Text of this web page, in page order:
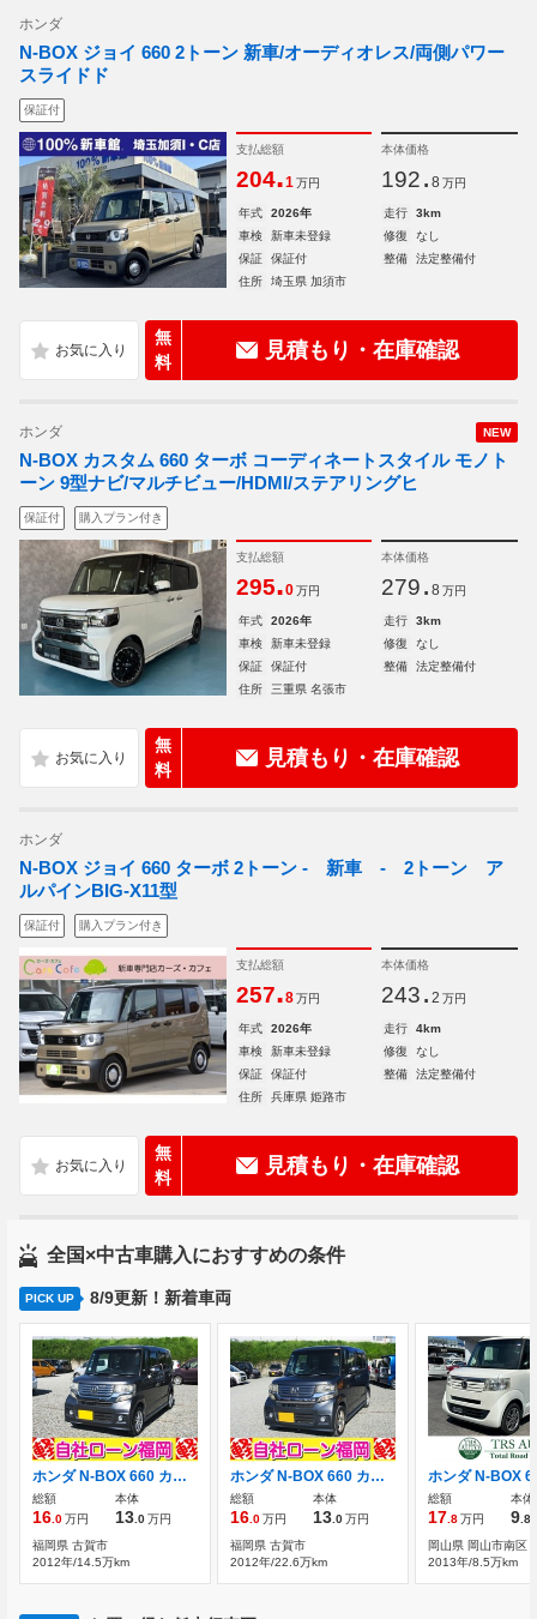
ホンダ
N-BOX ジョイ 660 2トーン 新車/オーディオレス/両側パワー
スライドド
保証付
支払総額
204.1 万円
本体価格
192. 8 万円
年式 2026年 走行
3km
車検
新車未登録 修復
なし
保証
保証付 整備
法定整備付
住所
埼玉県 加須市
無
料
見積もり・在庫確認
NEW
ホンダ
N-BOX カスタム 660 ターボ コーディネートスタイル モノト
ーン 9型ナビ/マルチビュー/HDMI/ステアリングヒ
保証付 購入プラン付き
支払総額
295.0 万円
本体価格
279. 8 万円
年式 2026年 走行
3km
車検
新車未登録 修復
なし
保証
保証付 整備
法定整備付
住所
三重県 名張市
無
料
見積もり・在庫確認
ホンダ
N-BOX ジョイ 660 ターボ 2トーン - 新車 - 2トーン ア
ルパインBIG-X11型
保証付 購入プラン付き
支払総額
257.8 万円
本体価格
243. 2 万円
年式 2026年 走行
4km
車検
新車未登録 修復
なし
保証
保証付 整備
法定整備付
住所
兵庫県 姫路市
無
料
見積もり・在庫確認
全国×中古車購入におすすめの条件
PICK UP 8/9更新！新着車両
ホンダ N-BOX 660 カスタムG Lパッケージ 電動スライド スマートキーアルミホイール
総額
16 .0万円
本体
13 .0万円
福岡県 古賀市
2012年/14.5万km
ホンダ N-BOX 660 カスタムG Lパッケージ 電動スライド スマートキーアルミホイール
総額
16 .0万円
本体
13 .0万円
福岡県 古賀市
2012年/22.6万km
総額
17 .8万円
本体
9 .8
岡山県 岡山市南区
2013年/8.5万km